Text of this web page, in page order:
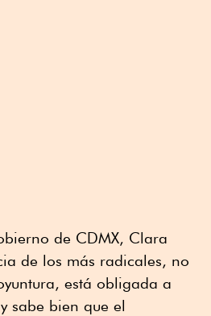
de CDMX, Clara
de los más radicales, no
está obligada a
sabe bien que el